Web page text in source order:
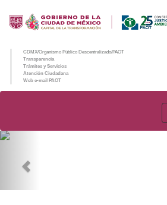
CDMX/Organismo Público Descentralizado/PAOT
Transparencia
Trámites y Servicios
Atención Ciudadana
Web e-mail PAOT